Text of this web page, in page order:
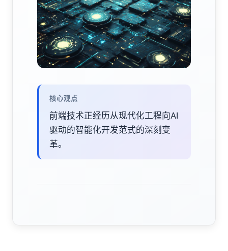
核心观点
前端技术正经历从现代化工程向AI
驱动的智能化开发范式的深刻变
革。